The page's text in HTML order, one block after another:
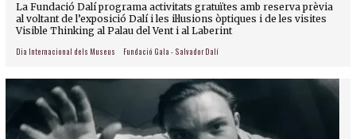
La Fundació Dalí programa activitats gratuïtes amb reserva prèvia
al voltant de l’exposició Dalí i les il·lusions òptiques i de les visites
Visible Thinking al Palau del Vent i al Laberint
Dia Internacional dels Museus Fundació Gala - Salvador Dalí